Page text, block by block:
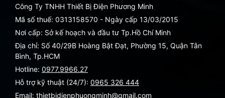
Công Ty TNHH Thiết Bị Điện Phương Minh
Mã số thuế: 0313158570 - Ngày cấp 13/03/2015
Nơi cấp: Sở kế hoạch và đầu tư Tp.Hồ Chí Minh
Địa chỉ: Số 40/29B Hoàng Bật Đạt, Phường 15, Quận Tân
Bình, Tp.HCM
Hotline: 0977.9966.27
Hỗ trợ kỹ thuật (24/7): 0965 326 444
Email: thietbidienphuongminh@gmail.com